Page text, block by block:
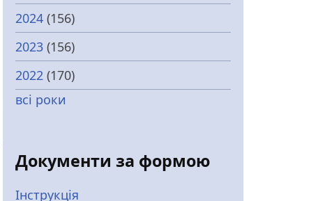
2024 (156)
2023 (156)
2022 (170)
всі роки
Документи за формою
Інструкція